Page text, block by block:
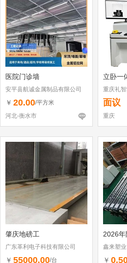
医院门诊墙
安平县航诚金属制品有限公司
￥ 20.00/平方米
河北-衡水市
立卧一
重庆礼
面议
重庆
肇庆地磅工
广东革利电子科技有限公司
￥ 55000.00/台
2026年
鑫来塑
￥